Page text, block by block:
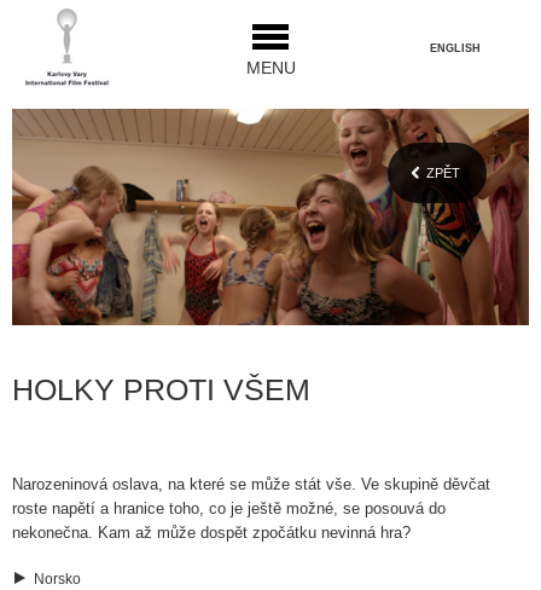
MENU
ENGLISH
ZPĚT
HOLKY PROTI VŠEM
Narozeninová oslava, na které se může stát vše. Ve skupině děvčat
roste napětí a hranice toho, co je ještě možné, se posouvá do
nekonečna. Kam až může dospět zpočátku nevinná hra?
Norsko